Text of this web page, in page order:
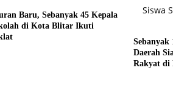
Baru, Sebanyak 45 Kepala
di Kota Blitar Ikuti
Sebanyak
Daerah
Rakyat di